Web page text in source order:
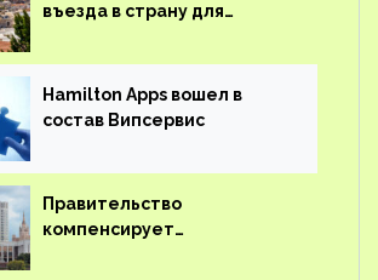
въезда в страну для
Hamilton Apps вошел в
состав Випсервис
Правительство
компенсирует